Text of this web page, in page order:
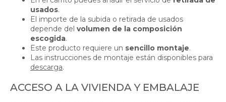
usados.
El importe de la subida o retirada de usados
depende del volumen de la composición
escogida.
Este producto requiere un sencillo montaje.
Las instrucciones de montaje están disponibles para
descarga.
ACCESO A LA VIVIENDA Y EMBALAJE